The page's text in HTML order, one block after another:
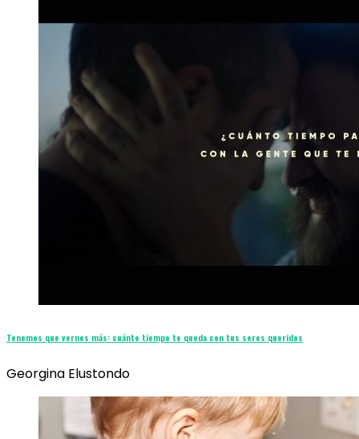
Tenemos que vernos más: cuánto tiempo te queda con tus seres queridos
Georgina Elustondo